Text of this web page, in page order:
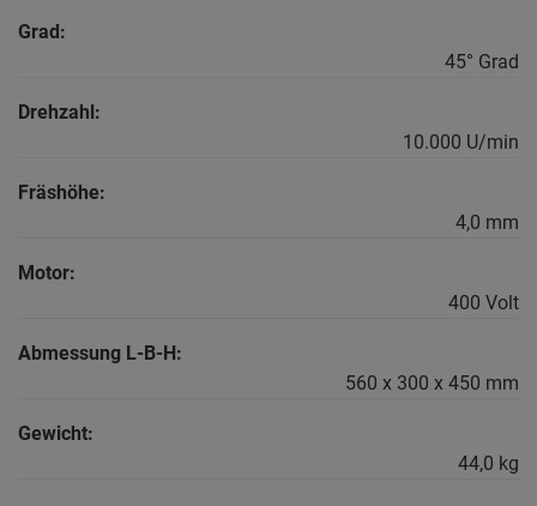
Grad:
45° Grad
Drehzahl:
10.000 U/min
Fräshöhe:
4,0 mm
Motor:
400 Volt
Abmessung L-B-H:
560 x 300 x 450 mm
Gewicht:
44,0 kg